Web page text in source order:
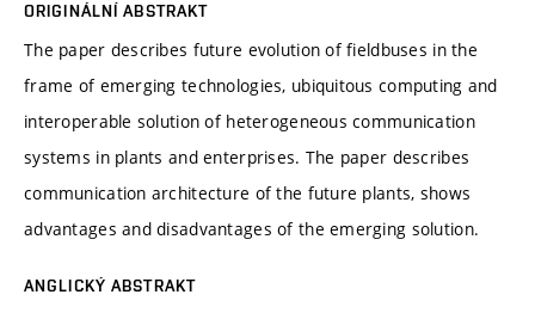
ORIGINÁLNÍ ABSTRAKT
The paper describes future evolution of fieldbuses in the
frame of emerging technologies, ubiquitous computing and
interoperable solution of heterogeneous communication
systems in plants and enterprises. The paper describes
communication architecture of the future plants, shows
advantages and disadvantages of the emerging solution.
ANGLICKÝ ABSTRAKT